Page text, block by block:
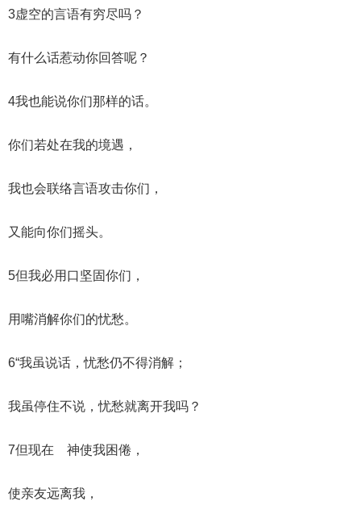
3虚空的言语有穷尽吗？
有什么话惹动你回答呢？
4我也能说你们那样的话。
你们若处在我的境遇，
我也会联络言语攻击你们，
又能向你们摇头。
5但我必用口坚固你们，
用嘴消解你们的忧愁。
6“我虽说话，忧愁仍不得消解；
我虽停住不说，忧愁就离开我吗？
7但现在 神使我困倦，
使亲友远离我，